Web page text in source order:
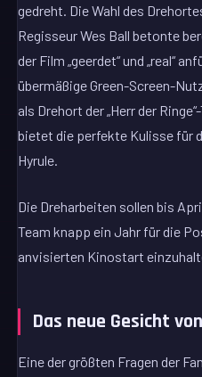
gedreht. Die Wahl des
Regisseur Wes Ball betonte
der Film „geerdet“ und „real“
übermäßige Green-Screen-
als Drehort der „Herr der
bietet die perfekte Kulisse für
Hyrule.
Die Dreharbeiten sollen bis
Team knapp ein Jahr für die
anvisierten Kinostart
Das neue Gesicht
Eine der größten Fragen der